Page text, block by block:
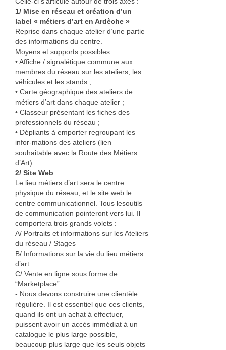
1/ Mise en réseau et création d’un
label « métiers d’art en Ardèche »
Reprise dans chaque atelier d’une partie
des informations du centre.
Moyens et supports possibles :
• Affiche / signalétique commune aux
membres du réseau sur les ateliers, les
véhicules et les stands ;
• Carte géographique des ateliers de
métiers d’art dans chaque atelier ;
• Classeur présentant les fiches des
professionnels du réseau ;
• Dépliants à emporter regroupant les
infor-mations des ateliers (lien
souhaitable avec la Route des Métiers
d’Art)
2/ Site Web
Le lieu métiers d’art sera le centre
physique du réseau, et le site web le
centre communicationnel. Tous lesoutils
de communication pointeront vers lui. Il
comportera trois grands volets :
A/ Portraits et informations sur les Ateliers
du réseau / Stages
B/ Informations sur la vie du lieu métiers
d’art
C/ Vente en ligne sous forme de
“Marketplace”.
‐ Nous devons construire une clientèle
régulière. Il est essentiel que ces clients,
quand ils ont un achat à effectuer,
puissent avoir un accès immédiat à un
catalogue le plus large possible,
beaucoup plus large que les seuls objets